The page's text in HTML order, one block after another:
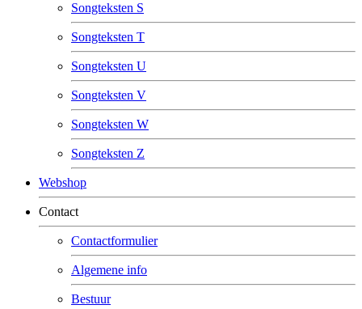
Songteksten S
Songteksten T
Songteksten U
Songteksten V
Songteksten W
Songteksten Z
Webshop
Contact
Contactformulier
Algemene info
Bestuur